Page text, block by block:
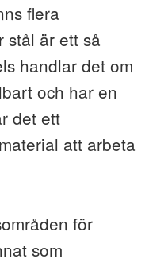
flera
stål är ett så
handlar det om
och har en
det ett
att arbeta
för
som